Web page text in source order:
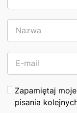
Zapamiętaj
pisania